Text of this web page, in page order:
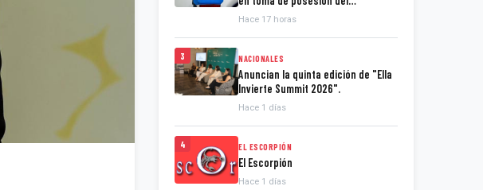
presidente de la Espriella
Hace 17 horas
3 NACIONALES
Anuncian la quinta edición de "Ella
Invierte Summit 2026".
Hace 1 días
4 EL ESCORPIÓN
El Escorpión
Hace 1 días